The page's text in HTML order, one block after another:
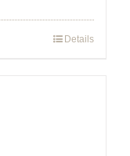
Details